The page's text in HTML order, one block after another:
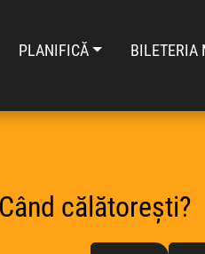
PLANIFICĂ BILETERIA
Când călătorești?